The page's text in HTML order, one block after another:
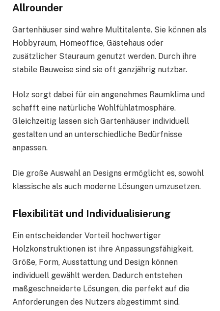
Allrounder
Gartenhäuser sind wahre Multitalente. Sie können als
Hobbyraum, Homeoffice, Gästehaus oder
zusätzlicher Stauraum genutzt werden. Durch ihre
stabile Bauweise sind sie oft ganzjährig nutzbar.
Holz sorgt dabei für ein angenehmes Raumklima und
schafft eine natürliche Wohlfühlatmosphäre.
Gleichzeitig lassen sich Gartenhäuser individuell
gestalten und an unterschiedliche Bedürfnisse
anpassen.
Die große Auswahl an Designs ermöglicht es, sowohl
klassische als auch moderne Lösungen umzusetzen.
Flexibilität und Individualisierung
Ein entscheidender Vorteil hochwertiger
Holzkonstruktionen ist ihre Anpassungsfähigkeit.
Größe, Form, Ausstattung und Design können
individuell gewählt werden. Dadurch entstehen
maßgeschneiderte Lösungen, die perfekt auf die
Anforderungen des Nutzers abgestimmt sind.